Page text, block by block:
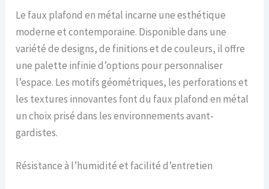
Le faux plafond en métal incarne une esthétique
moderne et contemporaine. Disponible dans une
variété de designs, de finitions et de couleurs, il offre
une palette infinie d’options pour personnaliser
l’espace. Les motifs géométriques, les perforations et
les textures innovantes font du faux plafond en métal
un choix prisé dans les environnements avant-
gardistes.
Résistance à l’humidité et facilité d’entretien